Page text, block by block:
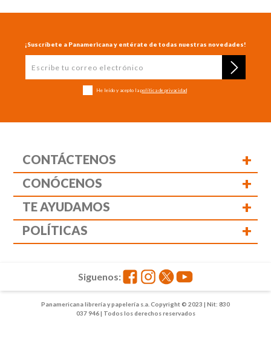
¡Suscríbete a Panamericana y entérate de todas nuestras novedades!
He leído y acepto la política de privacidad
CONTÁCTENOS +
CONÓCENOS +
TE AYUDAMOS +
POLÍTICAS +
Panamericana librería y papelería s.a. Copyright © 2023 | Nit: 830
037 946 | Todos los derechos reservados
Siguenos: